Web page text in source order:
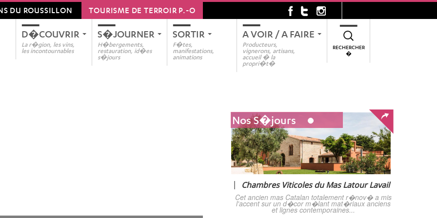
DU ROUSSILLON TOURISME DE TERROIR P.-O
D�COUVRIR
La r�gion, les vins,
les incontournables
S�JOURNER
H�bergements,
restauration, id�es
s�jours
SORTIR
F�tes,
manifestations,
animations
A VOIR / A FAIRE
Producteurs,
vignerons, artisans,
accueil � la
propri�t�
RECHERCHER
�
Nos S�jours
Chambres Viticoles du Mas Latour Lavail
Cet ancien mas Catalan totalement r�nov� a mis
l'accent sur un d�cor m�lant mat�riaux anciens
et lignes contemporaines...